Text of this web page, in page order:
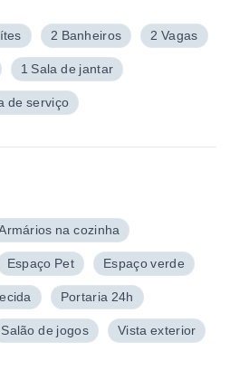
2 Banheiros 2 Vagas
1 Sala de jantar
de serviço
na cozinha
Espaço Pet Espaço verde
Portaria 24h
Salão de jogos Vista exterior